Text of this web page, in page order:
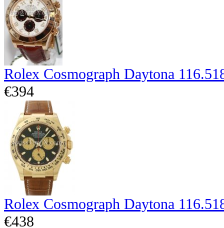
Rolex Cosmograph Daytona
€394
Rolex Cosmograph Daytona
€438